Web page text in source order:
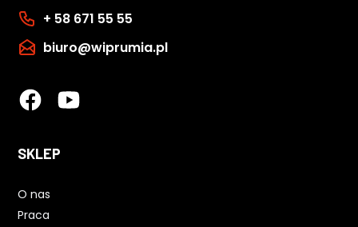
+ 58 671 55 55
biuro@wiprumia.pl
SKLEP
O nas
Praca